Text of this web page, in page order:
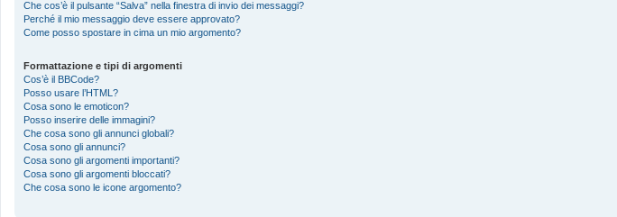
Che cos’è il pulsante “Salva” nella finestra di invio dei messaggi?
Perché il mio messaggio deve essere approvato?
Come posso spostare in cima un mio argomento?
Formattazione e tipi di argomenti
Cos’è il BBCode?
Posso usare l’HTML?
Cosa sono le emoticon?
Posso inserire delle immagini?
Che cosa sono gli annunci globali?
Cosa sono gli annunci?
Cosa sono gli argomenti importanti?
Cosa sono gli argomenti bloccati?
Che cosa sono le icone argomento?